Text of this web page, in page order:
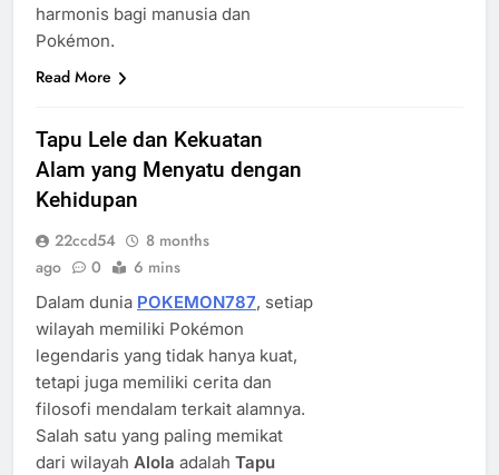
harmonis bagi manusia dan
Pokémon.
Read More
Tapu Lele dan Kekuatan
Alam yang Menyatu dengan
Kehidupan
22ccd54
8 months
ago
0 6 mins
Dalam dunia POKEMON787, setiap
wilayah memiliki Pokémon
legendaris yang tidak hanya kuat,
tetapi juga memiliki cerita dan
filosofi mendalam terkait alamnya.
Salah satu yang paling memikat
dari wilayah Alola adalah Tapu